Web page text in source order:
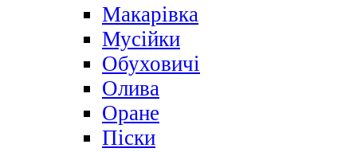
Макарівка
Мусійки
Обуховичі
Олива
Оране
Піски